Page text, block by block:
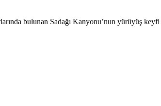
bulunan Sadağı Kanyonu’nun yürüyüş